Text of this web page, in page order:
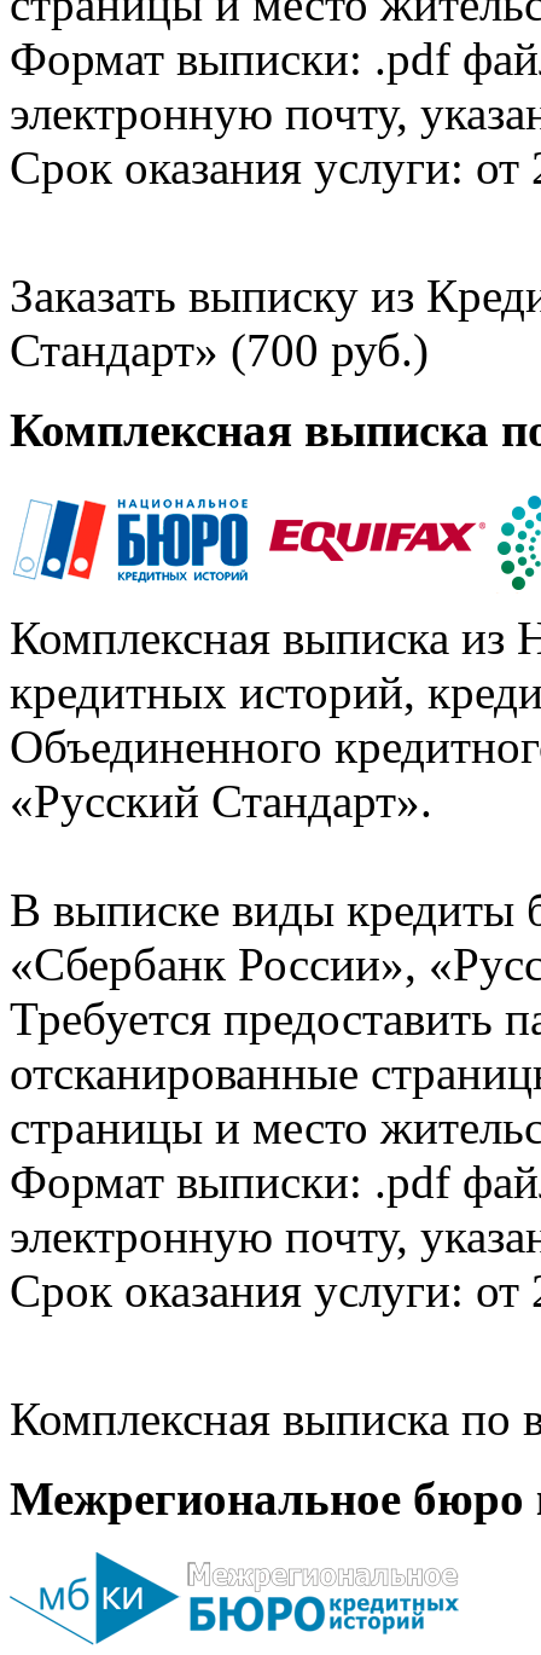
Формат выписки: .pdf
электронную почту,
Срок оказания услуги: от
Заказать выписку из
Стандарт» (700 руб.)
Комплексная выписка
Комплексная выписка из
кредитных историй,
Объединенного
«Русский Стандарт».
В выписке виды кредиты
«Сбербанк России»,
Требуется предоставить
отсканированные
страницы и место
Формат выписки: .pdf
электронную почту,
Срок оказания услуги: от
Комплексная выписка
Межрегиональное бюро